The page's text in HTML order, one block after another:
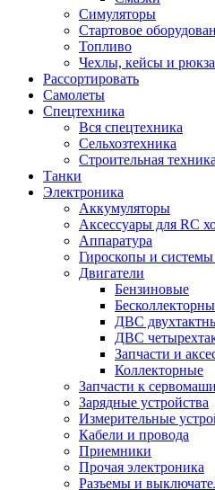
Симуляторы
Стартовое
Топливо
Чехлы, кейсы и
Рассортировать
Самолеты
Спецтехника
Вся спецтехника
Сельхозтехника
Строительная техника
Танки
Электроника
Аккумуляторы
Аксессуары для RC
Аппаратура
Гироскопы и системы
Двигатели
Бензиновые
ДВС
ДВС
Запчасти и
Коллекторные
Запчасти к
Зарядные устройства
Измерительные
Кабели и провода
Приемники
Прочая электроника
Разъемы и